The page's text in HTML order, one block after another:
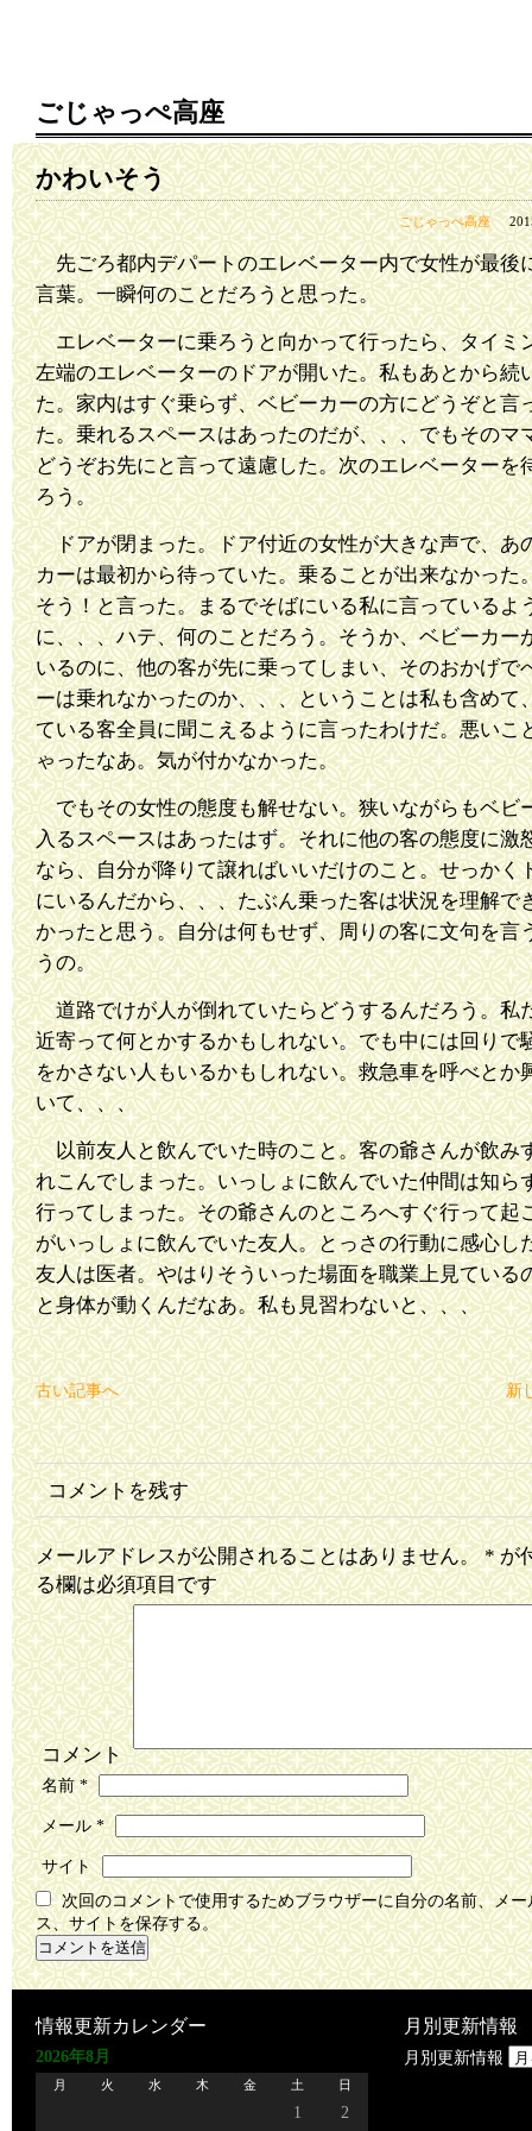
ごじゃっぺ高座
かわいそう
ごじゃっぺ高座
先ごろ都内デパートのエレベーター内で女性が最後
言葉。一瞬何のことだろうと思った。
エレベーターに乗ろうと向かって行ったら、タイミ
左端のエレベーターのドアが開いた。私もあとから続
た。家内はすぐ乗らず、ベビーカーの方にどうぞと言
た。乗れるスペースはあったのだが、、、でもそのマ
どうぞお先にと言って遠慮した。次のエレベーターを
ろう。
ドアが閉まった。ドア付近の女性が大きな声で、あ
カーは最初から待っていた。乗ることが出来なかった
そう！と言った。まるでそばにいる私に言っているよ
に、、、ハテ、何のことだろう。そうか、ベビーカー
いるのに、他の客が先に乗ってしまい、そのおかげで
ーは乗れなかったのか、、、ということは私も含めて
ている客全員に聞こえるように言ったわけだ。悪いこ
ゃったなあ。気が付かなかった。
でもその女性の態度も解せない。狭いながらもベビ
入るスペースはあったはず。それに他の客の態度に激
なら、自分が降りて譲ればいいだけのこと。せっかく
にいるんだから、、、たぶん乗った客は状況を理解で
かったと思う。自分は何もせず、周りの客に文句を言
うの。
道路でけが人が倒れていたらどうするんだろう。私
近寄って何とかするかもしれない。でも中には回りで
をかさない人もいるかもしれない。救急車を呼べとか
いて、、、
以前友人と飲んでいた時のこと。客の爺さんが飲み
れこんでしまった。いっしょに飲んでいた仲間は知ら
行ってしまった。その爺さんのところへすぐ行って起
がいっしょに飲んでいた友人。とっさの行動に感心し
友人は医者。やはりそういった場面を職業上見ている
と身体が動くんだなあ。私も見習わないと、、、
古い記事へ 新
コメントを残す
メールアドレスが公開されることはありません。 *が
る欄は必須項目です
コメント
名前*
メール*
サイト
次回のコメントで使用するためブラウザーに自分の名前、メー
ス、サイトを保存する。
情報更新カレンダー
2026年8月
月 火 水 木 金 土 日
1 2
月別更新情報
月別更新情報